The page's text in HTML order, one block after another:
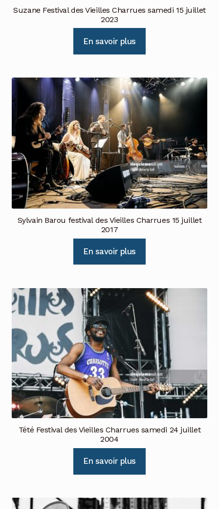
Suzane Festival des Vieilles Charrues samedi 15 juillet
2023
En savoir plus
Sylvain Barou festival des Vieilles Charrues 15 juillet
2017
En savoir plus
Tété Festival des Vieilles Charrues samedi 24 juillet
2004
En savoir plus